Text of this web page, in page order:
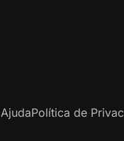
AjudaPolítica de